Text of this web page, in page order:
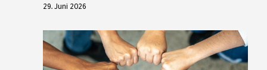
29. Juni 2026